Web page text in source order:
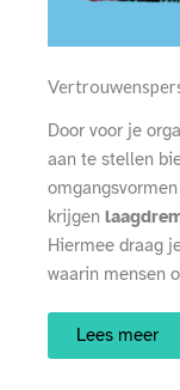
Door voor je
aan te stellen
krijgen
Hiermee draag
waarin mensen
Lees meer